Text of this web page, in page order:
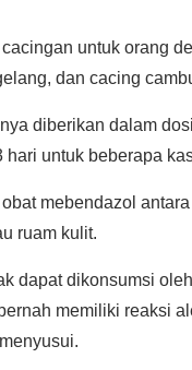
untuk orang
dan cacing
diberikan dalam
untuk beberapa
mebendazol
ruam kulit.
dapat dikonsumsi
memiliki reaksi